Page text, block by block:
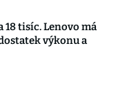
tisíc. Lenovo má
výkonu a